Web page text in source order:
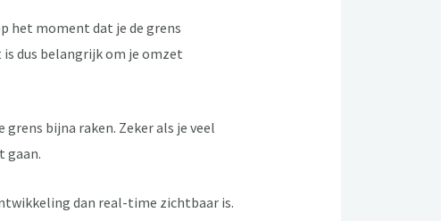
het moment dat je de grens
dus belangrijk om je omzet
bijna raken. Zeker als je veel
gaan.
dan real-time zichtbaar is.